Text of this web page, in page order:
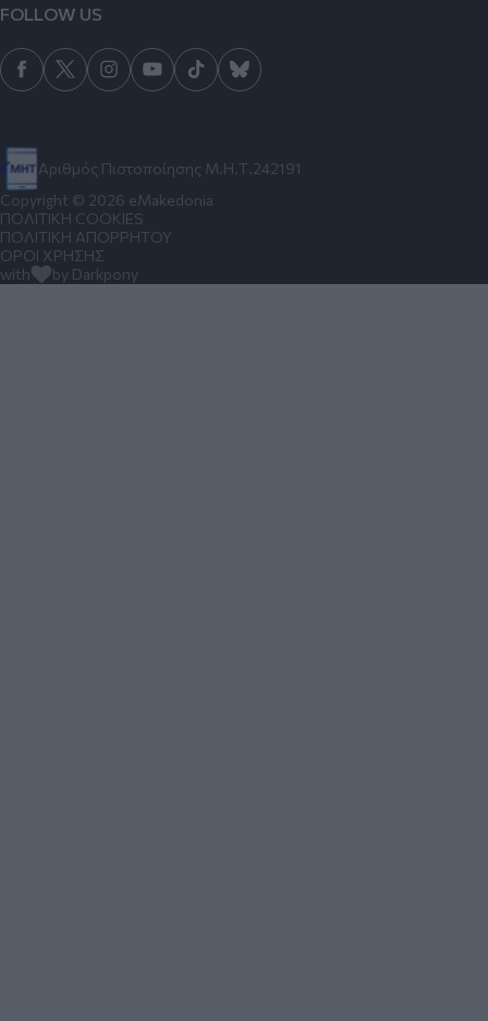
Αριθμός Πιστοποίησης Μ.Η.Τ.242191
FOLLOW US
Copyright © 2026 eMakedonia
ΠΟΛΙΤΙΚΗ COOKIES
ΠΟΛΙΤΙΚΗ ΑΠΟΡΡΗΤΟΥ
ΟΡΟΙ ΧΡΗΣΗΣ
with
by Darkpony